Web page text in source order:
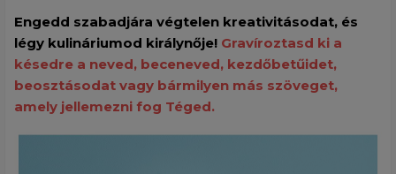
Engedd szabadjára végtelen kreativitásodat, és
légy kulináriumod királynője! Gravíroztasd ki a
késedre a neved, beceneved, kezdőbetűidet,
beosztásodat vagy bármilyen más szöveget,
amely jellemezni fog Téged.